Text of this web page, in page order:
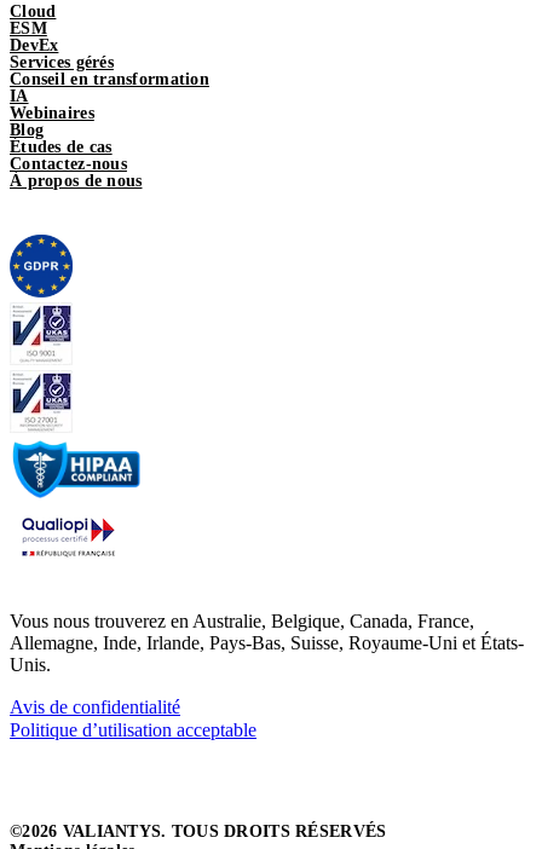
Cloud
ESM
DevEx
Services gérés
Conseil en transformation
IA
Webinaires
Blog
Études de cas
Contactez-nous
À propos de nous
Vous nous trouverez en Australie, Belgique, Canada, France,
Allemagne, Inde, Irlande, Pays-Bas, Suisse, Royaume-Uni et États-
Unis.
Avis de confidentialité
Politique d’utilisation acceptable
©2026 VALIANTYS. TOUS DROITS RÉSERVÉS